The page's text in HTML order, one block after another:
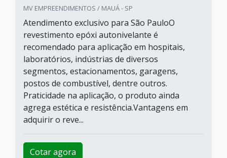
MV EMPREENDIMENTOS / MAUÁ - SP
Atendimento exclusivo para São PauloO
revestimento epóxi autonivelante é
recomendado para aplicação em hospitais,
laboratórios, indústrias de diversos
segmentos, estacionamentos, garagens,
postos de combustível, dentre outros.
Praticidade na aplicação, o produto ainda
agrega estética e resistência.Vantagens em
adquirir o reve...
Cotar agora